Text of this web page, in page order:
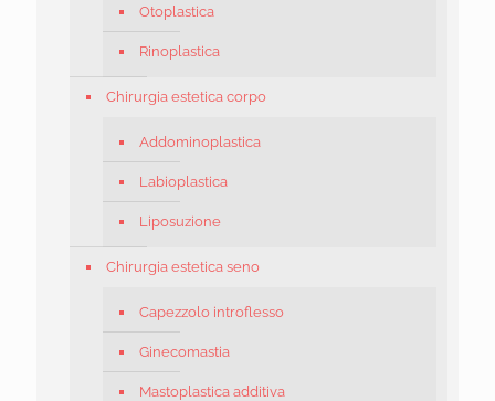
Otoplastica
Rinoplastica
Chirurgia estetica corpo
Addominoplastica
Labioplastica
Liposuzione
Chirurgia estetica seno
Capezzolo introflesso
Ginecomastia
Mastoplastica additiva